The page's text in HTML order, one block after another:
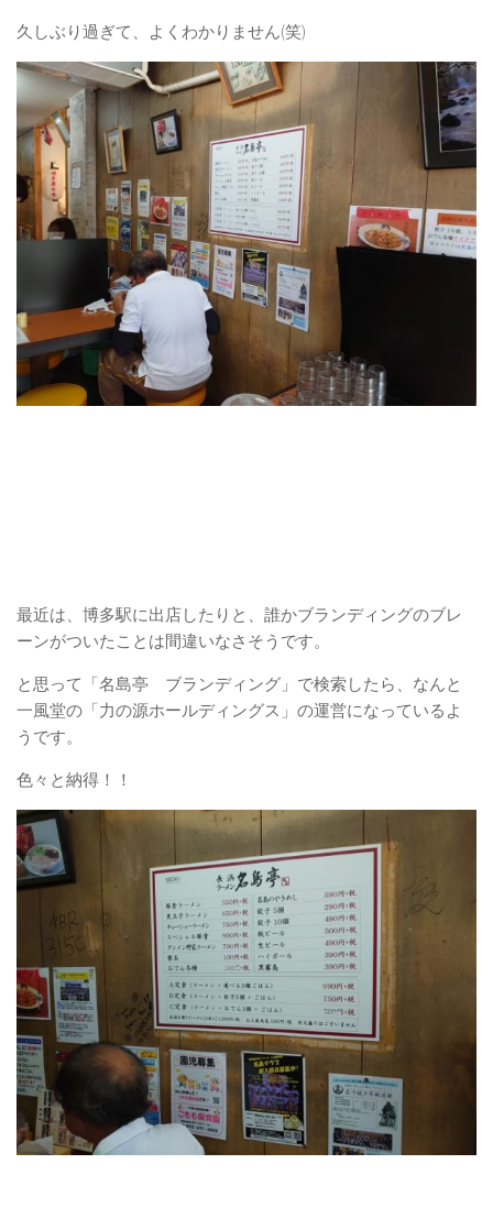
久しぶり過ぎて、よくわかりません(笑)
最近は、博多駅に出店したりと、誰かブランディングのブレ
ーンがついたことは間違いなさそうです。
と思って「名島亭 ブランディング」で検索したら、なんと
一風堂の「力の源ホールディングス」の運営になっているよ
うです。
色々と納得！！